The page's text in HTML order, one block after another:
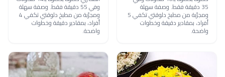
35 دقيقة فقط. وصفة سهلة
ومجرّبة من مطبخ دلوقتي تكفي 5
أفراد، بمقادير دقيقة وخطوات
واضحة.
وفي 55 دقيقة فقط. وصفة سهلة
ومجرّبة من مطبخ دلوقتي تكفي 4
أفراد، بمقادير دقيقة وخطوات
واضحة.